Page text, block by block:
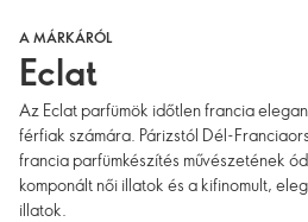
A MÁRKÁRÓL
Eclat
Az Eclat parfümök időtlen francia
férfiak számára. Párizstól Dél-
francia parfümkészítés művészetének
komponált női illatok és a kifinomult,
illatok.